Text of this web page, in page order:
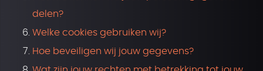
delen?
Welke cookies gebruiken wij?
Hoe beveiligen wij jouw gegevens?